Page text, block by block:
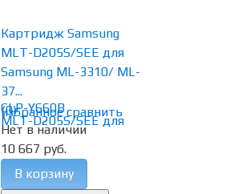
избранное сравнить
Картридж Samsung
MLT-D205S/SEE для
Samsung ML-3310/ ML-
37...
(0)
Нет в наличии
10 667 руб.
В корзину